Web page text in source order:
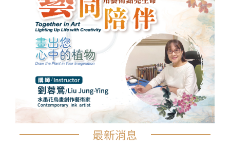
最新消息